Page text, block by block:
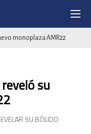
monoplaza AMR22
su
SU BÓLIDO